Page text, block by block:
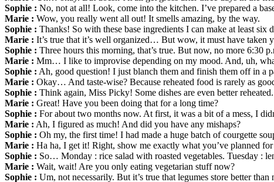
Sophie : No, not at all! Look, come into the kitchen. I’ve prepared a
Marie : Wow, you really went all out! It smells amazing, by the way.
Sophie : Thanks! So with these base ingredients I can make at least
Marie : It’s true that it’s well organized… But wow, it must have taken
Sophie : Three hours this morning, that’s true. But now, no more 6:30
Marie : Mm… I like to improvise depending on my mood. And, uh,
Sophie : Ah, good question! I just blanch them and finish them off in a
Marie : Okay… And taste-wise? Because reheated food is rarely as
Sophie : Think again, Miss Picky! Some dishes are even better
Marie : Great! Have you been doing that for a long time?
Sophie : For about two months now. At first, it was a bit of a mess, I
Marie : Ah, I figured as much! And did you have any mishaps?
Sophie : Oh my, the first time! I had made a huge batch of courgette
Marie : Ha ha, I get it! Right, show me exactly what you’ve planned
Sophie : So… Monday : rice salad with roasted vegetables. Tuesday :
Marie : Wait, wait! Are you only eating vegetarian stuff now?
Sophie : Um, not necessarily. But it’s true that legumes store better